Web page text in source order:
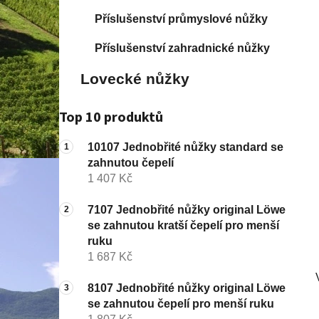
p
a
n
e
l
Příslušenství průmyslové nůžky
Příslušenství zahradnické nůžky
Lovecké nůžky
Top 10 produktů
10107 Jednobřité nůžky standard se
zahnutou čepelí
1 407 Kč
7107 Jednobřité nůžky original Löwe
se zahnutou kratší čepelí pro menší
ruku
1 687 Kč
8107 Jednobřité nůžky original Löwe
se zahnutou čepelí pro menší ruku